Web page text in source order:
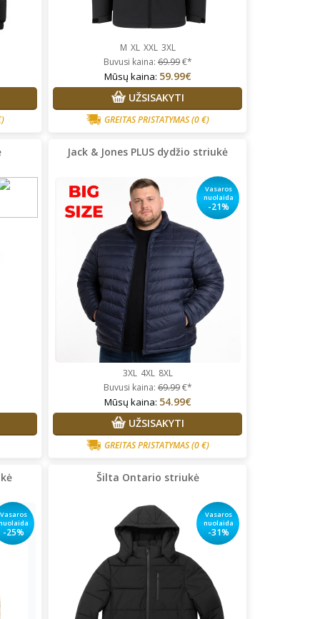
M XL XXL 3XL
Buvusi kaina:69.99€*
Mūsų kaina: 59.99€
UŽSISAKYTI
GREITAS PRISTATYMAS(0 €)
Jack & Jones PLUS dydžio striukė
Vasaros
nuolaida
-21%
3XL 4XL 8XL
Buvusi kaina:69.99€*
Mūsų kaina: 54.99€
UŽSISAKYTI
GREITAS PRISTATYMAS(0 €)
Vasaros
-25%
Šilta Ontario striukė
Vasaros
nuolaida
-31%